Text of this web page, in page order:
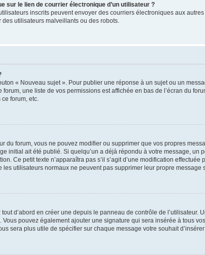
sur le lien de courrier électronique d’un utilisateur ?
inscrits peuvent envoyer des courriers électroniques aux
utilisateurs malveillants ou des robots.
« Nouveau sujet ». Pour publier une réponse à un sujet ou un
une liste de vos permissions est affichée en bas de l’écran du
forum, etc.
du forum, vous ne pouvez modifier ou supprimer que vos propres
initial ait été publié. Si quelqu’un a déjà répondu à votre message, un
Ce petit texte n’apparaîtra pas s’il s’agit d’une modification
utilisateurs normaux ne peuvent pas supprimer leur propre message
d’abord en créer une depuis le panneau de contrôle de l’utilisateur.
pouvez également ajouter une signature qui sera insérée à tous
sera plus utile de spécifier sur chaque message votre souhait d’insérer